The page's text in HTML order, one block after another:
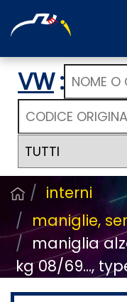
VW:
interni
maniglie,
maniglia
kg 08/69...,